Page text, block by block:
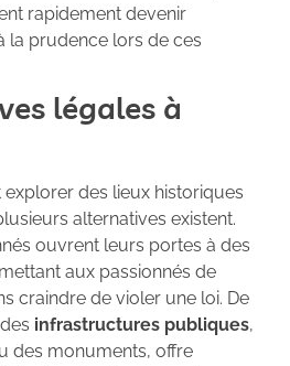
rapidement devenir
la prudence lors de ces
légales à
des lieux historiques
alternatives existent.
ouvrent leurs portes à des
aux passionnés de
craindre de violer une loi. De
infrastructures publiques,
des monuments, offre